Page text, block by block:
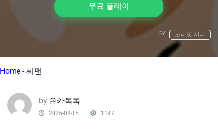
무료 플레이
by 노리밋 시티
Home - 씨맨
by 온카톡톡
2025-08-15 1147